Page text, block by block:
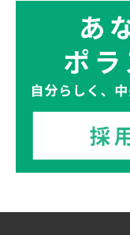
東武東上本線
京成線